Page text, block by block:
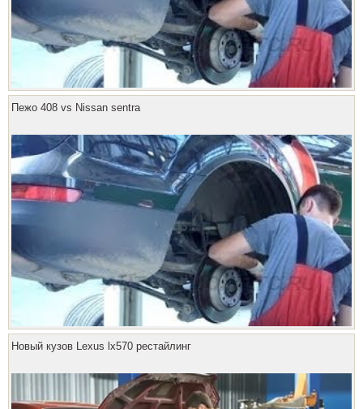
Пежо 408 vs Nissan sentra
Новый кузов Lexus lx570 рестайлинг